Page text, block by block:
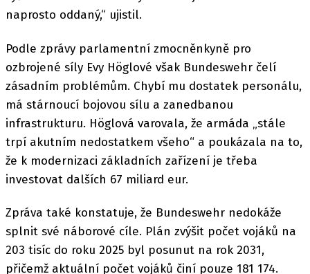
naprosto oddaný,“ ujistil.
Podle zprávy parlamentní zmocněnkyně pro
ozbrojené síly Evy Höglové však Bundeswehr čelí
zásadním problémům. Chybí mu dostatek personálu,
má stárnoucí bojovou sílu a zanedbanou
infrastrukturu. Höglová varovala, že armáda „stále
trpí akutním nedostatkem všeho“ a poukázala na to,
že k modernizaci základních zařízení je třeba
investovat dalších 67 miliard eur.
Zpráva také konstatuje, že Bundeswehr nedokáže
splnit své náborové cíle. Plán zvýšit počet vojáků na
203 tisíc do roku 2025 byl posunut na rok 2031,
přičemž aktuální počet vojáků činí pouze 181 174.